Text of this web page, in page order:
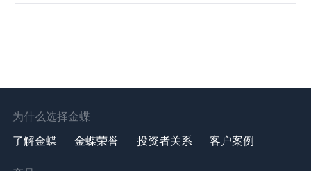
为什么选择金蝶
了解金蝶 金蝶荣誉 投资者关系 客户案例